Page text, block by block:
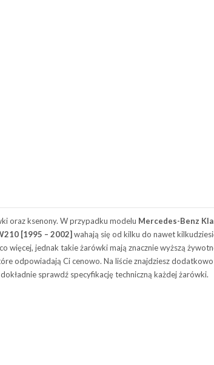
oraz ksenony. W przypadku modelu Mercedes-Benz
[1995 – 2002] wahają się od kilku do nawet
jednak takie żarówki mają znacznie wyższą
odpowiadają Ci cenowo. Na liście znajdziesz
sprawdź specyfikację techniczną każdej żarówki.